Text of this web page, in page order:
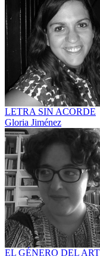
LETRA SIN ACORDE
Gloria Jiménez
EL GÉNERO DEL